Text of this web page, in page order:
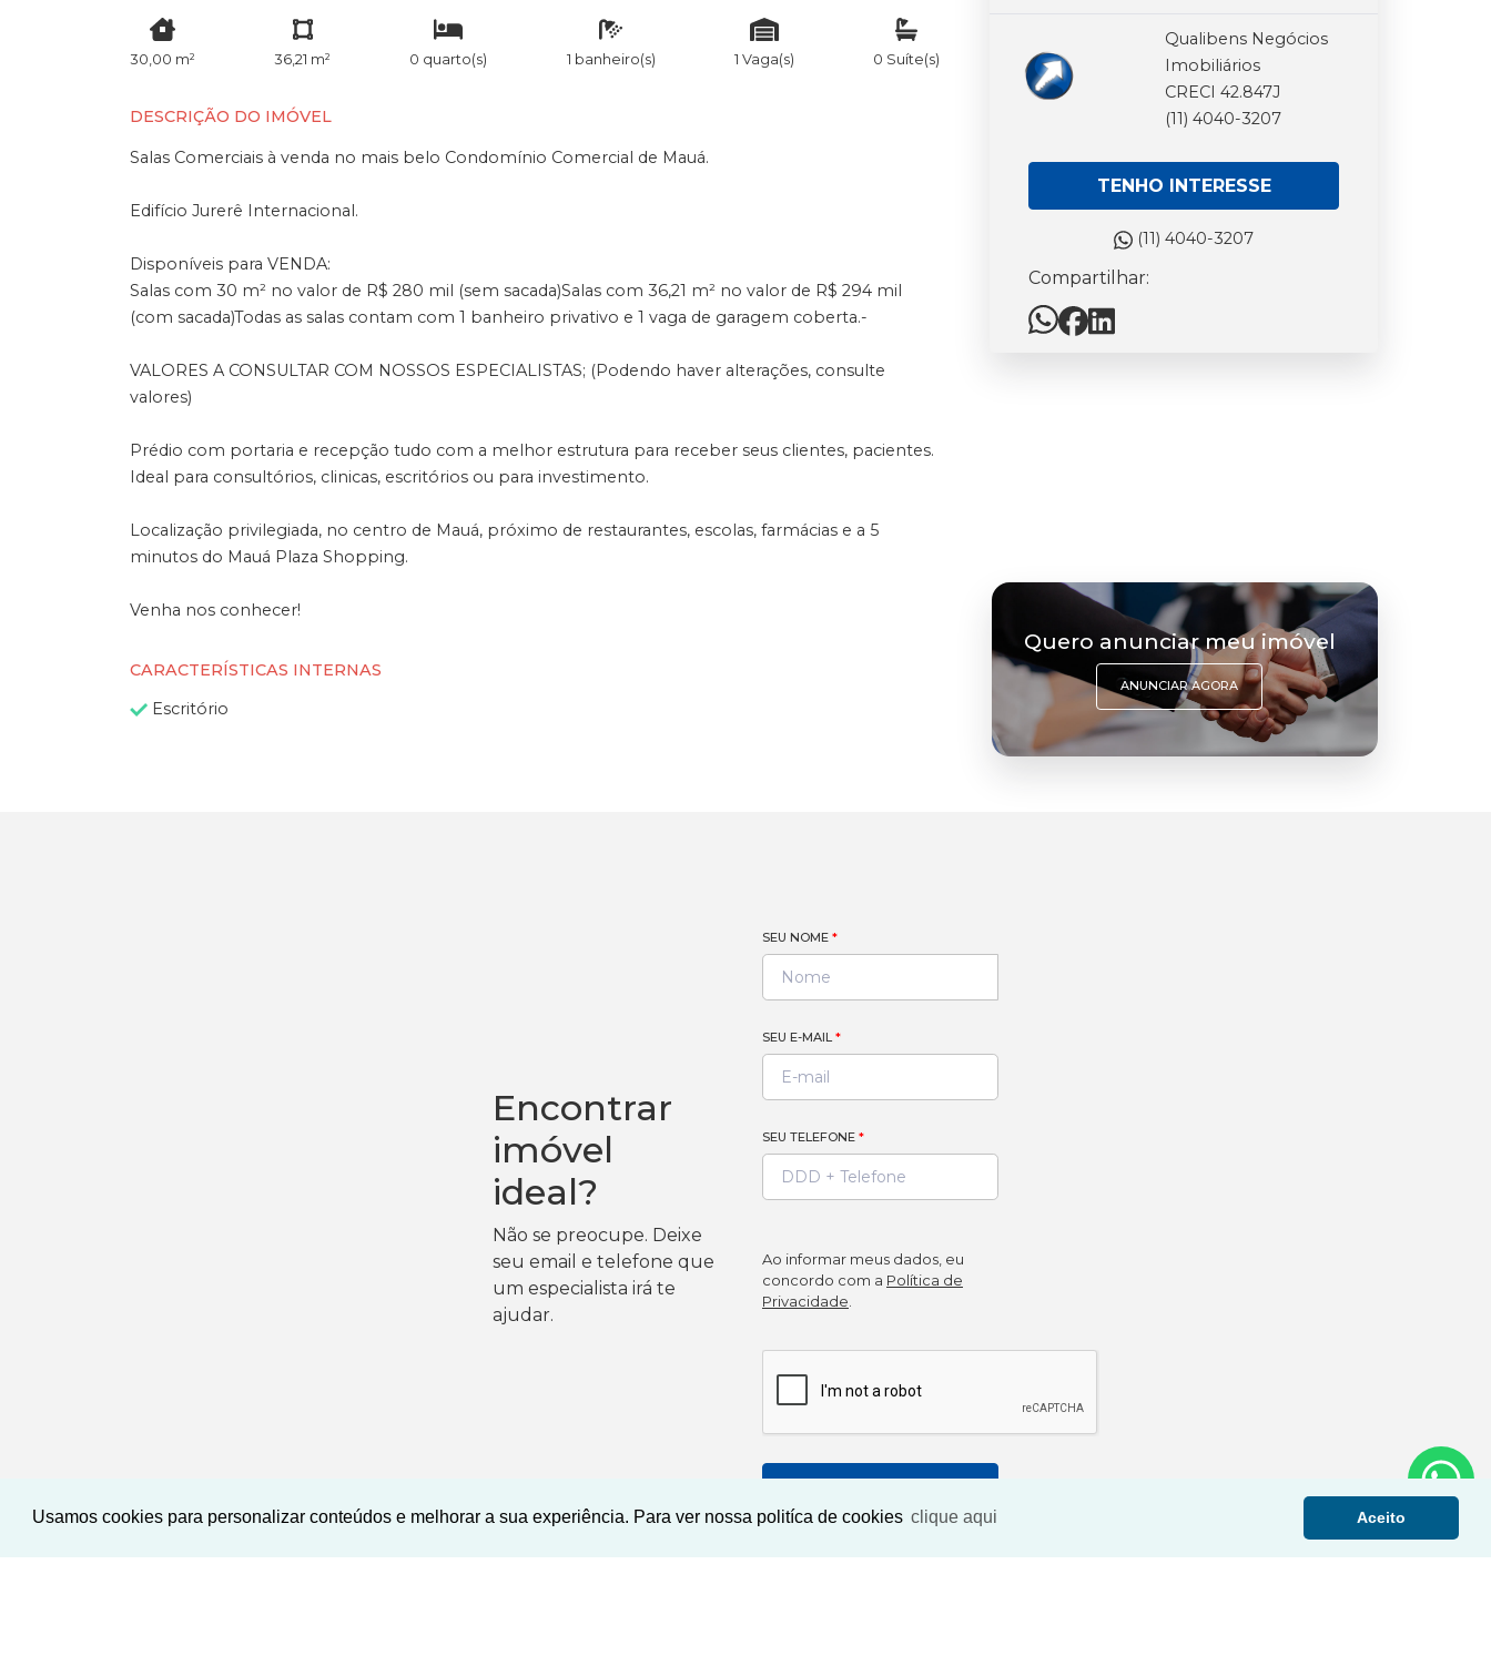
Usamos cookies para personalizar conteúdos e melhorar a sua experiência. Para ver nossa politíca de cookies clique aqui Aceito
30,00 m² 36,21 m² 0 quarto(s) 1 banheiro(s) 1 Vaga(s) 0 Suíte(s)
DESCRIÇÃO DO IMÓVEL
Salas Comerciais à venda no mais belo Condomínio Comercial de Mauá.
Edifício Jurerê Internacional.
Disponíveis para VENDA:
Salas com 30 m² no valor de R$ 280 mil (sem sacada)Salas com 36,21 m² no valor de R$ 294 mil
(com sacada)Todas as salas contam com 1 banheiro privativo e 1 vaga de garagem coberta.-
VALORES A CONSULTAR COM NOSSOS ESPECIALISTAS; (Podendo haver alterações, consulte
valores)
Prédio com portaria e recepção tudo com a melhor estrutura para receber seus clientes, pacientes.
Ideal para consultórios, clinicas, escritórios ou para investimento.
Localização privilegiada, no centro de Mauá, próximo de restaurantes, escolas, farmácias e a 5
minutos do Mauá Plaza Shopping.
Venha nos conhecer!
CARACTERÍSTICAS INTERNAS
Escritório
Qualibens Negócios
Imobiliários
CRECI 42.847J
(11) 4040-3207
TENHO INTERESSE
(11) 4040-3207
Compartilhar:
Quero anunciar meu imóvel
ANUNCIAR AGORA
Encontrar
imóvel
ideal?
Não se preocupe. Deixe
seu email e telefone que
um especialista irá te
ajudar.
SEU NOME *
SEU E-MAIL *
SEU TELEFONE *
Ao informar meus dados, eu
concordo com a Política de
Privacidade